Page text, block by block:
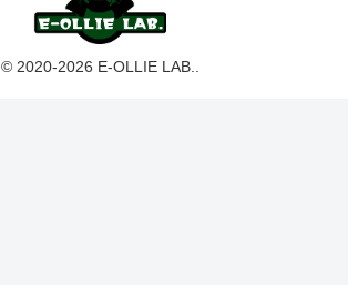
© 2020-2026 E-OLLIE LAB..